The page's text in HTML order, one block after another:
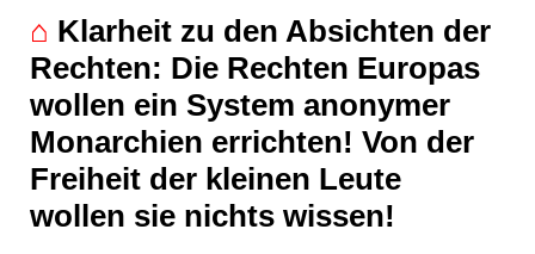
⌂ Klarheit zu den Absichten der
Rechten: Die Rechten Europas
wollen ein System anonymer
Monarchien errichten! Von der
Freiheit der kleinen Leute
wollen sie nichts wissen!